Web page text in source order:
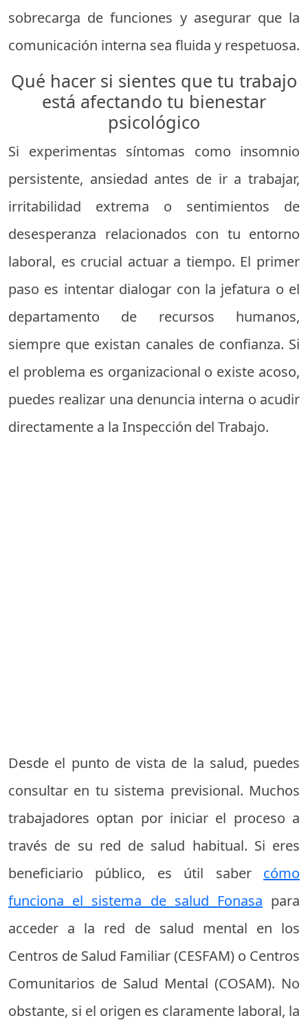
sobrecarga de funciones y asegurar que la
comunicación interna sea fluida y respetuosa.
Qué hacer si sientes que tu trabajo
está afectando tu bienestar
psicológico
Si experimentas síntomas como insomnio
persistente, ansiedad antes de ir a trabajar,
irritabilidad extrema o sentimientos de
desesperanza relacionados con tu entorno
laboral, es crucial actuar a tiempo. El primer
paso es intentar dialogar con la jefatura o el
departamento de recursos humanos,
siempre que existan canales de confianza. Si
el problema es organizacional o existe acoso,
puedes realizar una denuncia interna o acudir
directamente a la Inspección del Trabajo.
Desde el punto de vista de la salud, puedes
consultar en tu sistema previsional. Muchos
trabajadores optan por iniciar el proceso a
través de su red de salud habitual. Si eres
beneficiario público, es útil saber cómo
funciona el sistema de salud Fonasa para
acceder a la red de salud mental en los
Centros de Salud Familiar (CESFAM) o Centros
Comunitarios de Salud Mental (COSAM). No
obstante, si el origen es claramente laboral, la